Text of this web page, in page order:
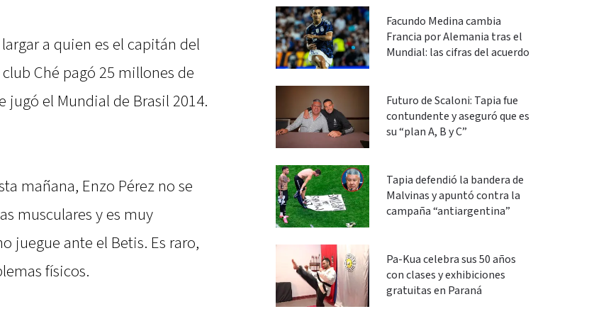
a quien es el capitán del
Ché pagó 25 millones de
jugó el Mundial de Brasil 2014.
mañana, Enzo Pérez no se
musculares y es muy
juegue ante el Betis. Es raro,
físicos.
Facundo Medina cambia
Francia por Alemania tras el
Mundial: las cifras del acuerdo
Futuro de Scaloni: Tapia fue
contundente y aseguró que es
su “plan A, B y C”
Tapia defendió la bandera de
Malvinas y apuntó contra la
campaña “antiargentina”
Pa-Kua celebra sus 50 años
con clases y exhibiciones
gratuitas en Paraná